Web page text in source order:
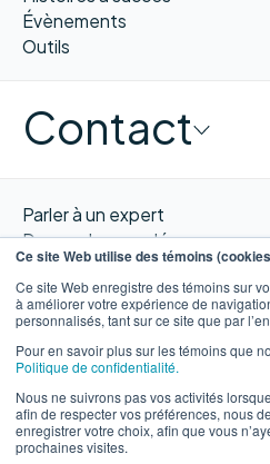
Ce site Web utilise des témoins
Ce site Web enregistre des témoins sur
à améliorer votre expérience de
personnalisés, tant sur ce site que par
Pour en savoir plus sur les témoins que
Politique de confidentialité.
Nous ne suivrons pas vos activités
afin de respecter vos préférences, nous
enregistrer votre choix, afin que vous
prochaines visites.
Évènements
Outils
Contact
Parler à un expert
Demander une démo
Obtenir un devis
Contacter nous